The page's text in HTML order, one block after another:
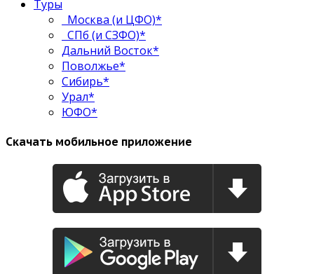
Туры
Москва (и ЦФО)*
СПб (и СЗФО)*
Дальний Восток*
Поволжье*
Сибирь*
Урал*
ЮФО*
Скачать мобильное приложение